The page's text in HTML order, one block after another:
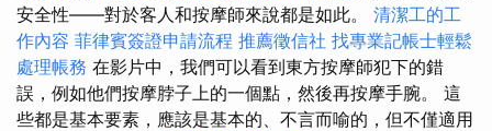
安全性——對於客人和按摩師來說都是如此。 清潔工的工
作內容 菲律賓簽證申請流程 推薦徵信社 找專業記帳士輕鬆
處理帳務 在影片中，我們可以看到東方按摩師犯下的錯
誤，例如他們按摩脖子上的一個點，然後再按摩手腕。 這
些都是基本要素，應該是基本的、不言而喻的，但不僅適用